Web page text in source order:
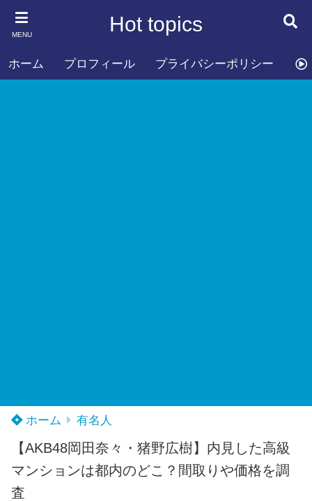
MENU Hot topics
ホーム プロフィール プライバシーポリシー お
ホーム 有名人
【AKB48岡田奈々・猪野広樹】内見した高級
マンションは都内のどこ？間取りや価格を調
査